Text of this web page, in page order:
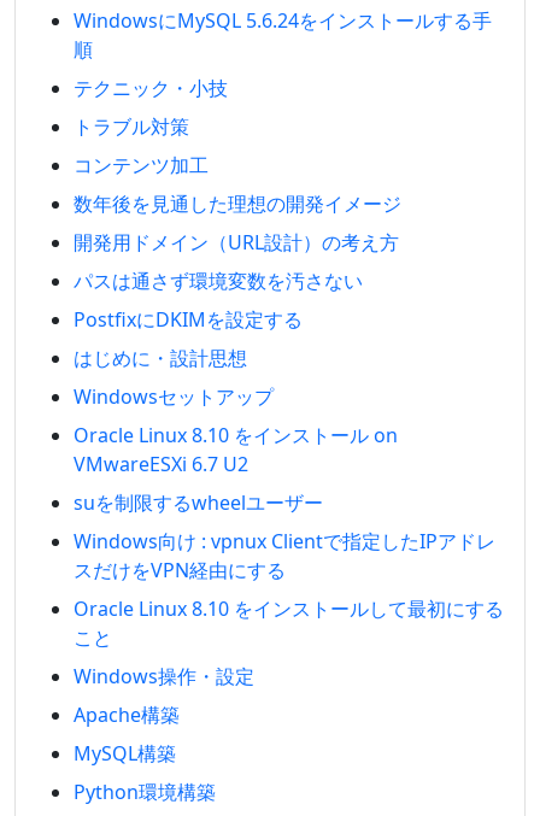
WindowsにMySQL 5.6.24をインストールする手
順
テクニック・小技
トラブル対策
コンテンツ加工
数年後を見通した理想の開発イメージ
開発用ドメイン（URL設計）の考え方
パスは通さず環境変数を汚さない
PostfixにDKIMを設定する
はじめに・設計思想
Windowsセットアップ
Oracle Linux 8.10 をインストール on
VMwareESXi 6.7 U2
suを制限するwheelユーザー
Windows向け : vpnux Clientで指定したIPアドレ
スだけをVPN経由にする
Oracle Linux 8.10 をインストールして最初にする
こと
Windows操作・設定
Apache構築
MySQL構築
Python環境構築